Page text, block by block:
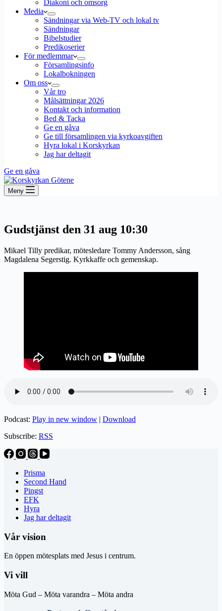
Diakoni och omsorg
Media
Sändningar via Web-TV och lokal tv
Sändningar
Bibelstudier
Predikoserier
För medlemmar
Församlingsinfo
Lokalbokningen
Om oss
Vår tro
Målsättningar 2026
Kontakt och information
Bed & Tacka
Ge en gåva
Ge till församlingen via kyrkoavgiften
Hyra lokal i Korskyrkan
Jag har deltagit
Ge en gåva
Meny
Gudstjänst den 31 aug 10:30
Mikael Tilly predikar, mötesledare Tommy Andersson, sång
Magdalena Segerstig. Kyrkkaffe och gemenskap.
Podcast: Play in new window | Download
Subscribe: RSS
Prisma
Second Hand
Pingst
EFK
Hyra
Jag har deltagit
Vår vision
En öppen mötesplats med Jesus i centrum.
Vi vill
Möta Gud – Möta varandra – Möta andra